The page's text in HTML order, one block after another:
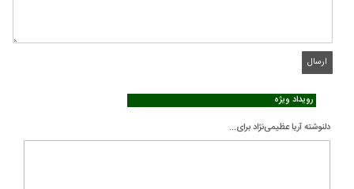
رویداد ویژه
دلنوشته آریا عظیمی‌نژاد برای...